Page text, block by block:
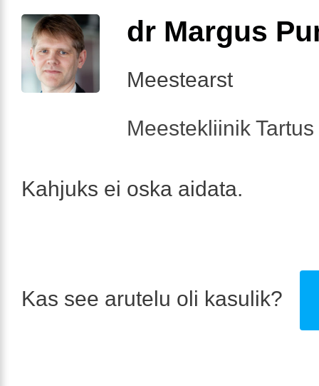
dr Margus
Meestearst
Meestekliinik
Kahjuks ei oska aidata.
Kas see arutelu oli kasulik?